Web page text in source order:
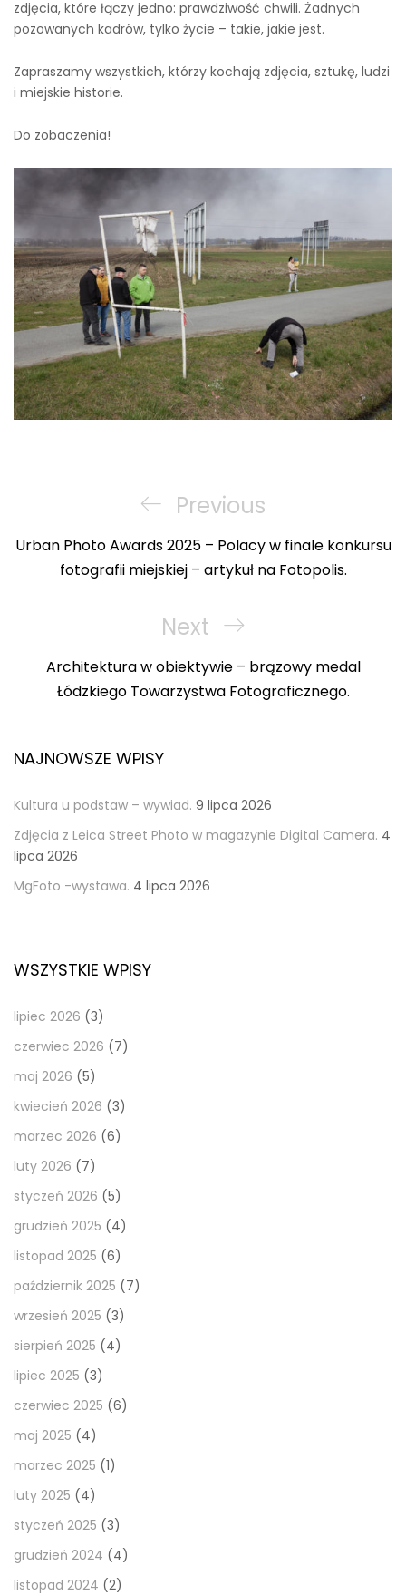
zdjęcia, które łączy jedno: prawdziwość chwili. Żadnych
pozowanych kadrów, tylko życie – takie, jakie jest.
Zapraszamy wszystkich, którzy kochają zdjęcia, sztukę, ludzi
i miejskie historie.
Do zobaczenia!
Previous
Post
Previous
Urban Photo Awards 2025 – Polacy w finale konkursu
fotografii miejskiej – artykuł na Fotopolis.
Next
Post
Next
Architektura w obiektywie – brązowy medal
Łódzkiego Towarzystwa Fotograficznego.
NAJNOWSZE WPISY
Kultura u podstaw – wywiad. 9 lipca 2026
Zdjęcia z Leica Street Photo w magazynie Digital Camera. 4
lipca 2026
MgFoto -wystawa. 4 lipca 2026
WSZYSTKIE WPISY
lipiec 2026 (3)
czerwiec 2026 (7)
maj 2026 (5)
kwiecień 2026 (3)
marzec 2026 (6)
luty 2026 (7)
styczeń 2026 (5)
grudzień 2025 (4)
listopad 2025 (6)
październik 2025 (7)
wrzesień 2025 (3)
sierpień 2025 (4)
lipiec 2025 (3)
czerwiec 2025 (6)
maj 2025 (4)
marzec 2025 (1)
luty 2025 (4)
styczeń 2025 (3)
grudzień 2024 (4)
listopad 2024 (2)